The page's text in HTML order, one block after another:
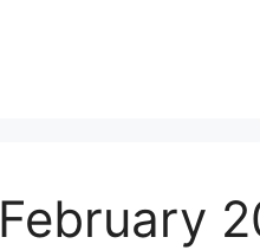
February